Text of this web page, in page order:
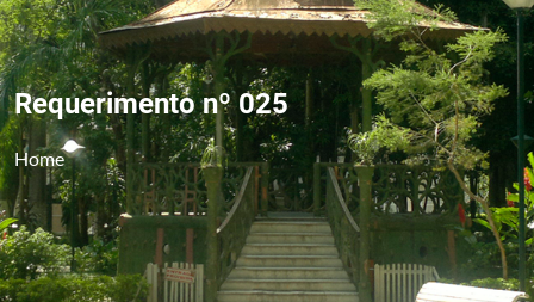
Requerimento nº 025
Home